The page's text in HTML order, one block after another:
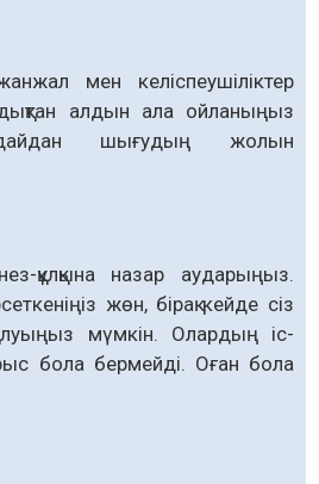
мен келіспеушіліктер
алдын ала ойланыңыз
шығудың жолын
құлқына назар аударыңыз.
жөн, бірақ кейде сіз
мүмкін. Олардың іс-
бола бермейді. Оған бола